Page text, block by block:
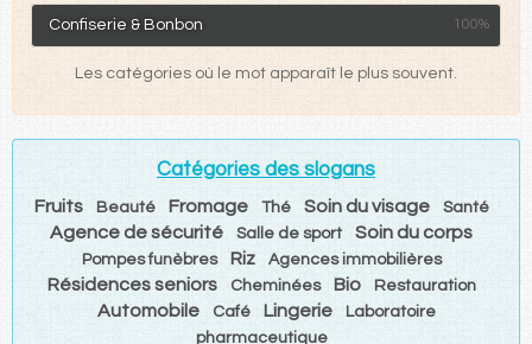
Confiserie & Bonbon 100%
Les catégories où le mot apparaît le plus souvent.
Catégories des slogans
Fruits Beauté Fromage Thé Soin du visage Santé
Agence de sécurité Salle de sport Soin du corps
Pompes funèbres Riz Agences immobilières
Résidences seniors Cheminées Bio Restauration
Automobile Café Lingerie
Laboratoire
pharmaceutique